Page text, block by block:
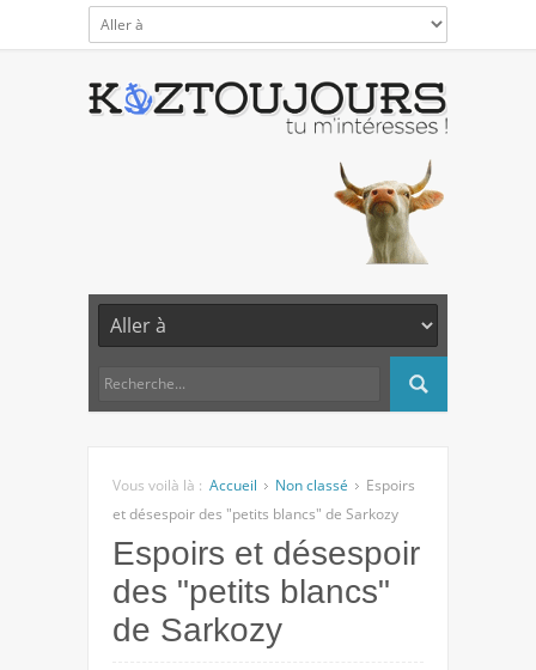
Vous voilà là : Accueil Non classé
Espoirs
et désespoir des "petits blancs" de Sarkozy
Espoirs et désespoir
des "petits blancs"
de Sarkozy